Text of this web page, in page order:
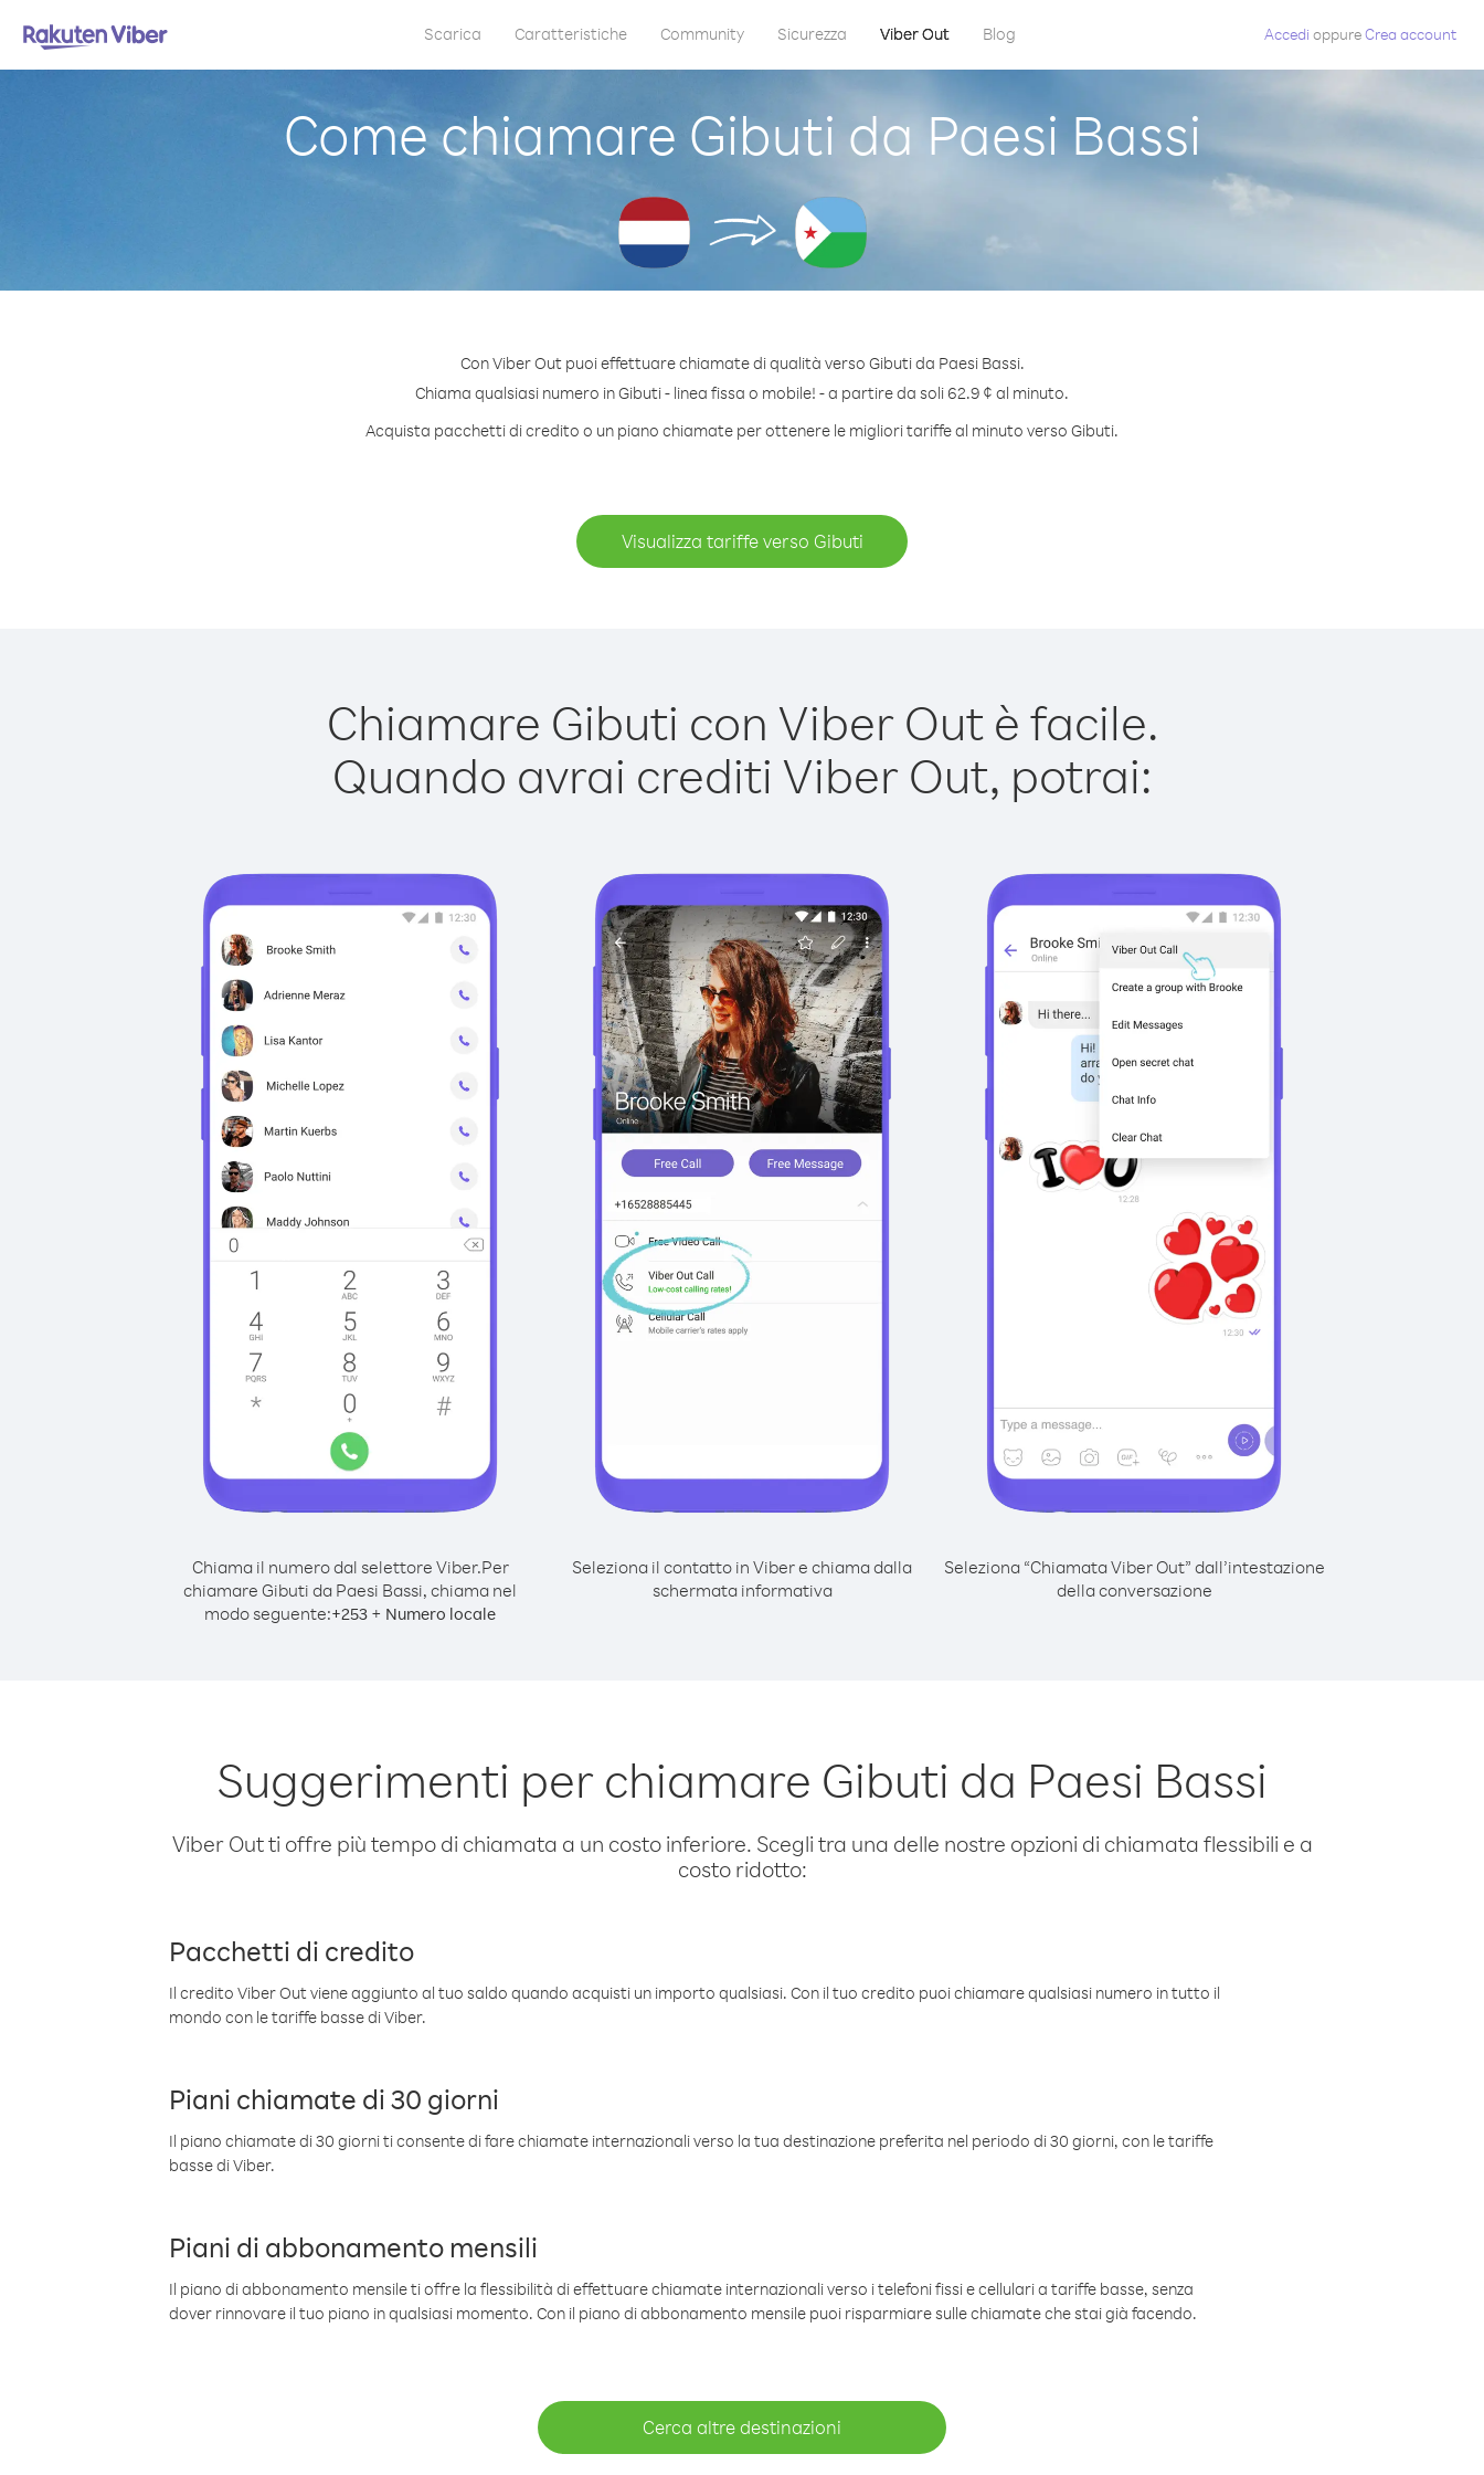
Scarica Caratteristiche Community Sicurezza Viber Out Blog Accedi oppureCrea account
Come chiamare Gibuti da Paesi Bassi
Con Viber Out puoi effettuare chiamate di qualità verso Gibuti da Paesi Bassi.
Chiama qualsiasi numero in Gibuti - linea fissa o mobile! - a partire da soli 62.9 ¢ al minuto.
Acquista pacchetti di credito o un piano chiamate per ottenere le migliori tariffe al minuto verso Gibuti.
Visualizza tariffe verso Gibuti
Chiamare Gibuti con Viber Out è facile.
Quando avrai crediti Viber Out, potrai:
Chiama il numero dal selettore Viber.Per
chiamare Gibuti da Paesi Bassi, chiama nel
modo seguente:+253 + Numero locale
Seleziona il contatto in Viber e chiama dalla
schermata informativa
Seleziona “Chiamata Viber Out” dall’intestazione
della conversazione
Suggerimenti per chiamare Gibuti da Paesi Bassi
Viber Out ti offre più tempo di chiamata a un costo inferiore. Scegli tra una delle nostre opzioni di chiamata flessibili e a
costo ridotto:
Pacchetti di credito
Il credito Viber Out viene aggiunto al tuo saldo quando acquisti un importo qualsiasi. Con il tuo credito puoi chiamare qualsiasi numero in tutto il
mondo con le tariffe basse di Viber.
Piani chiamate di 30 giorni
Il piano chiamate di 30 giorni ti consente di fare chiamate internazionali verso la tua destinazione preferita nel periodo di 30 giorni, con le tariffe
basse di Viber.
Piani di abbonamento mensili
Il piano di abbonamento mensile ti offre la flessibilità di effettuare chiamate internazionali verso i telefoni fissi e cellulari a tariffe basse, senza
dover rinnovare il tuo piano in qualsiasi momento. Con il piano di abbonamento mensile puoi risparmiare sulle chiamate che stai già facendo.
Cerca altre destinazioni